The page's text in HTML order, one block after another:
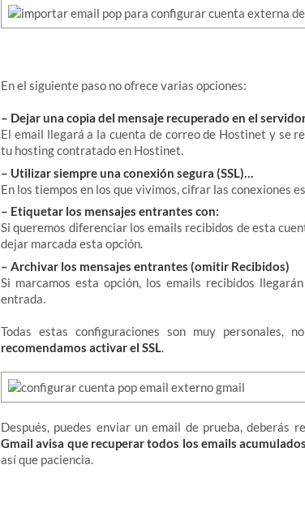
En el siguiente paso no ofrece varias opciones:
– Dejar una copia del mensaje recuperado en el
El email llegará a la cuenta de correo de Hostinet y se
tu hosting contratado en Hostinet.
– Utilizar siempre una conexión segura (SSL)…
En los tiempos en los que vivimos, cifrar las conexiones
– Etiquetar los mensajes entrantes con:
Si queremos diferenciar los emails recibidos de esta
dejar marcada esta opción.
– Archivar los mensajes entrantes (omitir Recibidos)
Si marcamos esta opción, los emails recibidos
entrada.
Todas estas configuraciones son muy personales,
recomendamos activar el SSL
Después, puedes enviar un email de prueba, deberás
Gmail avisa que recuperar todos los emails
así que paciencia.